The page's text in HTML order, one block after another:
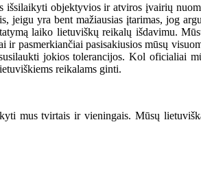
objektyvios ir atviros įvairių
jeigu yra bent mažiausias įtarimas, jog
laiko lietuviškų reikalų išdavimu.
ir pasmerkiančiai pasisakiusios mūsų
jokios tolerancijos. Kol oficialiai
reikalams ginti.
mus tvirtais ir vieningais. Mūsų